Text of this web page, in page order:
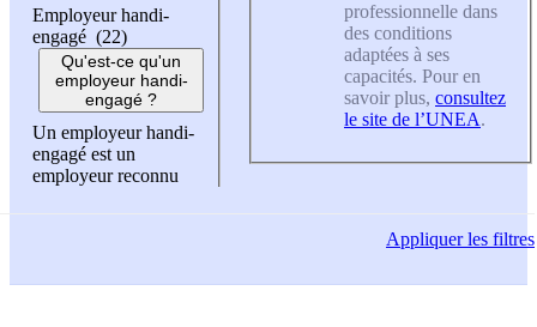
Employeur handi-
engagé (22)
Qu'est-ce qu'un
employeur handi-
engagé ?
Un employeur handi-
engagé est un
employeur reconnu
professionnelle dans
des conditions
adaptées à ses
capacités. Pour en
savoir plus, consultez
le site de l’UNEA.
Appliquerles filtres